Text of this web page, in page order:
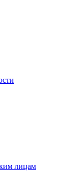
лицам